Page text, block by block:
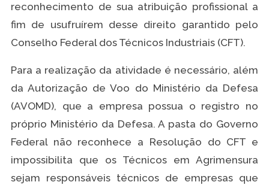
reconhecimento de sua atribuição profissional a
fim de usufruírem desse direito garantido pelo
Conselho Federal dos Técnicos Industriais (CFT).
Para a realização da atividade é necessário, além
da Autorização de Voo do Ministério da Defesa
(AVOMD), que a empresa possua o registro no
próprio Ministério da Defesa. A pasta do Governo
Federal não reconhece a Resolução do CFT e
impossibilita que os Técnicos em Agrimensura
sejam responsáveis técnicos de empresas que